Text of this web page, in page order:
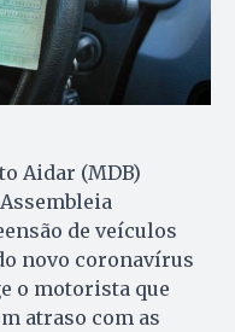
Aidar (MDB)
de veículos
novo coronavírus
o motorista que
atraso com as